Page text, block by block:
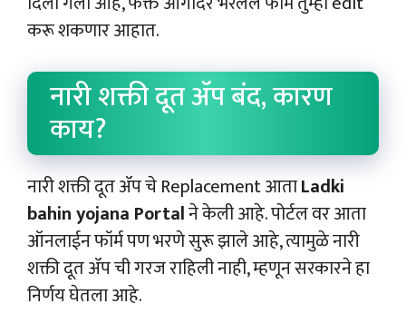
करू शकणार आहात.
नारी शक्ती दूत ॲप बंद, कारण
काय?
नारी शक्ती दूत ॲप चे Replacement आताLadki
bahin yojana Portalने केली आहे. पोर्टल वर आता
ऑनलाईन फॉर्म पण भरणे सुरू झाले आहे, त्यामुळे नारी
शक्ती दूत ॲप ची गरज राहिली नाही, म्हणून सरकारने हा
निर्णय घेतला आहे.